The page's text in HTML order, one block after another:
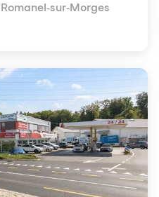
Romanel-sur-Morges